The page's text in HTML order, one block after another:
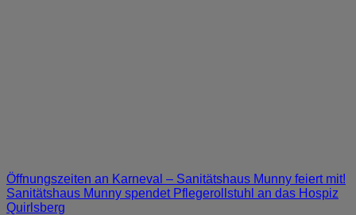
Öffnungszeiten an Karneval – Sanitätshaus Munny feiert mit!
Sanitätshaus Munny spendet Pflegerollstuhl an das Hospiz
Quirlsberg